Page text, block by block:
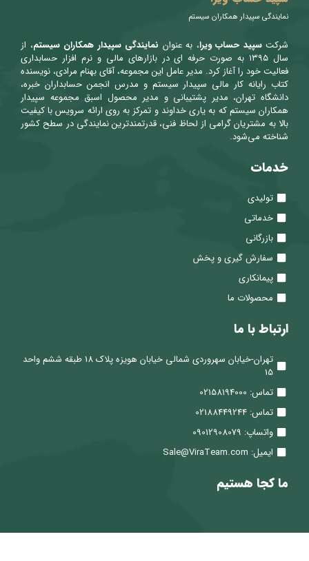
نمایندگی سپیدار همکاران سیستم
شرکتسپید حساب ویرا، به عنوان نمایندگی سپیدار همکاران سیستم، از
سال ۱۳۹۵ به صورت حرفه ای در بازارهای مالی و نرم افزار حسابداری
فعالیت خود را آغاز کرد. مدیر عامل این مجموعه، آقای بهنام مرادی، نویسنده
کتاب رایانه کار مالی سپیدار سیستم و مدرس انجمن حسابداران خبره،
دانشگاه تهران، مدیر پشتیبانی و مدیر محصول اسبق مجموعه سپیدار
همکاران سیستم که به یاری خداوند و تمرکز به روی ارائه سرویس با کیفیت
بالا به مشتریان گرامی از لحاظ فنی، قدرتمندترین نمایندگی در سطح کشور
شناخته می‌شود.
خدمات
تولیدی
خدماتی
بازرگانی
سفارش گیری و پخش
پیمانکاری
محصولات ما
ارتباط با ما
تهران-خیابان سهروردی شمالی خیابان هویزه پلاک 18 طبقه ششم واحد
15
تماس: 02158194000
تماس: 02188449244
واتساپ: 09012908079
ایمیل: Sale@ViraTeam.com
ما کجا هستیم